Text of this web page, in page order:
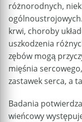
różnorodnych,
krwi, choroby
uszkodzenia
zębów mogą
mięśnia
zastawek serca, a
Badania
wieńcowy